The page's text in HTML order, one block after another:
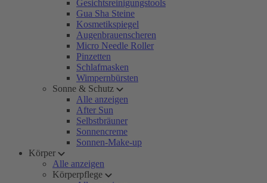
Gesichtsreinigungstools
Gua Sha Steine
Kosmetikspiegel
Augenbrauenscheren
Micro Needle Roller
Pinzetten
Schlafmasken
Wimpernbürsten
Sonne & Schutz
Alle anzeigen
After Sun
Selbstbräuner
Sonnencreme
Sonnen-Make-up
Körper
Alle anzeigen
Körperpflege